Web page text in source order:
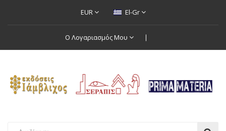
EUR El-Gr
Ο Λογαριασμός Μου